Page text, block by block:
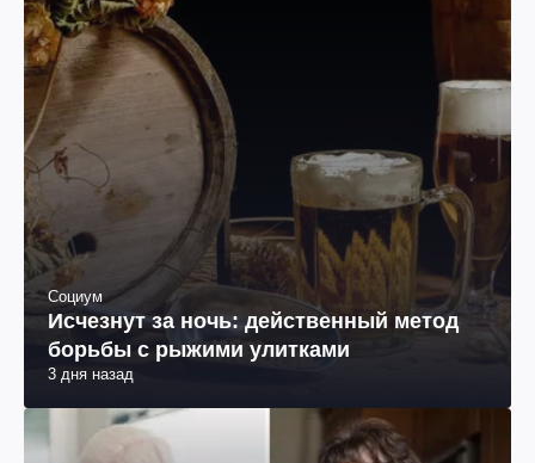
Социум
Исчезнут за ночь: действенный метод
борьбы с рыжими улитками
3 дня назад